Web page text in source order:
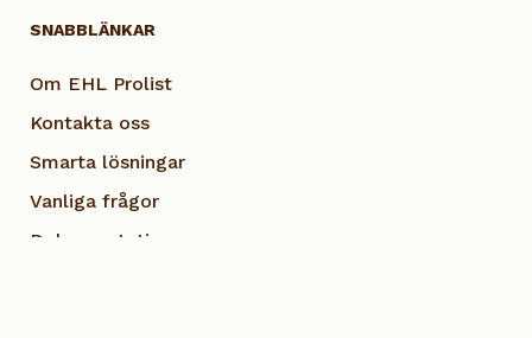
SNABBLÄNKAR
Om EHL Prolist
Kontakta oss
Smarta lösningar
Vanliga frågor
Dokumentation